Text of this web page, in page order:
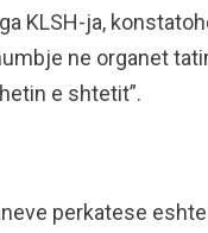
KLSH-ja,
ne organet
e shtetit”.
perkatese